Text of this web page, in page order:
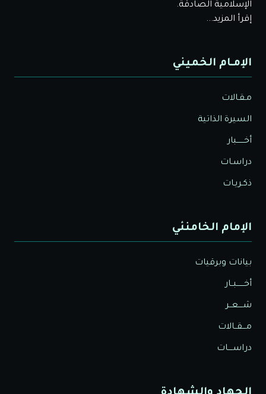
الإسلامية الصادقة.
إقرأ المزيد...
الإمـام الخميني
مـقـالات
السيرة الذاتية
أخــــــبار
دراسـات
ذكـريـات
الإمام الخامنئي
بيانات وبرقيات
أخــــــبــار
شــــعــر
مـــقــالات
دراســــات